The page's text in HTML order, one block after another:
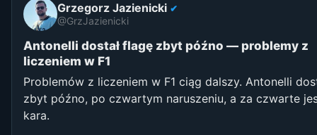
Grzegorz Jazienicki ✔
@GrzJazienicki
Antonelli dostał flagę zbyt późno — problemy z
liczeniem w F1
Problemów z liczeniem w F1 ciąg dalszy. Antonelli
zbyt późno, po czwartym naruszeniu, a za czwarte
kara.